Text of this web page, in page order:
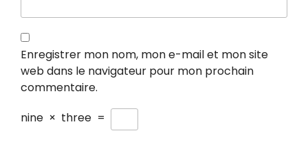
Enregistrer mon nom, mon e-mail et mon site
web dans le navigateur pour mon prochain
commentaire.
nine × three =